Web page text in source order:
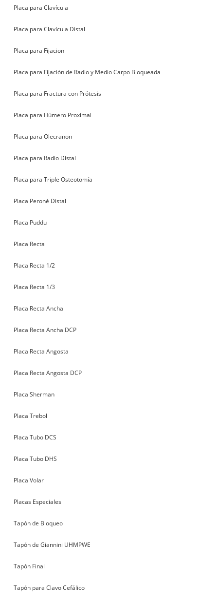
Placa para Clavícula
Placa para Clavícula Distal
Placa para Fijacion
Placa para Fijación de Radio y Medio Carpo Bloqueada
Placa para Fractura con Prótesis
Placa para Húmero Proximal
Placa para Olecranon
Placa para Radio Distal
Placa para Triple Osteotomía
Placa Peroné Distal
Placa Puddu
Placa Recta
Placa Recta 1/2
Placa Recta 1/3
Placa Recta Ancha
Placa Recta Ancha DCP
Placa Recta Angosta
Placa Recta Angosta DCP
Placa Sherman
Placa Trebol
Placa Tubo DCS
Placa Tubo DHS
Placa Volar
Placas Especiales
Tapón de Bloqueo
Tapón de Giannini UHMPWE
Tapón Final
Tapón para Clavo Cefálico